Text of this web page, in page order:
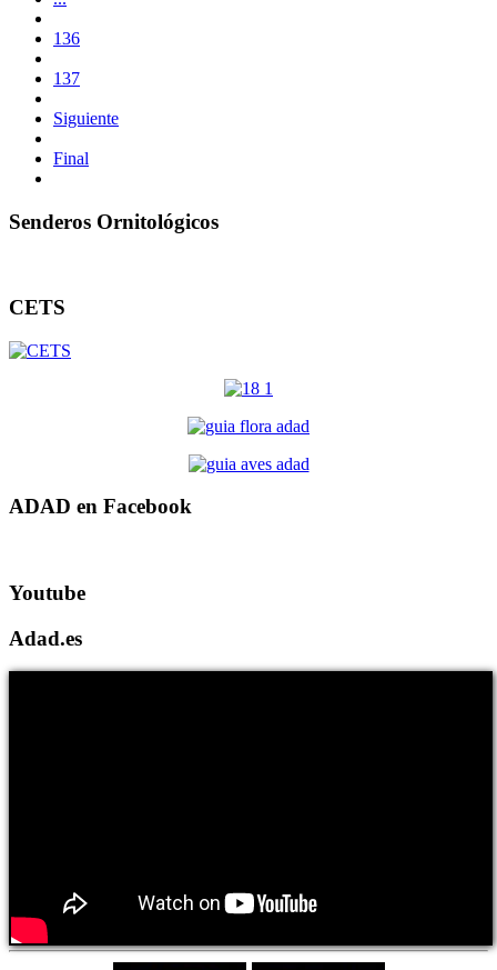
136
137
Siguiente
Final
Senderos Ornitológicos
CETS
ADAD en Facebook
Youtube
Adad.es